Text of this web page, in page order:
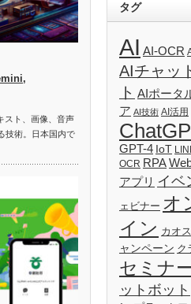
スト、画像、音声
技術。日本国内で
タグ
AI AI-OCR
AIチャッ
ト AIポータ
ア AI技術 AI活用
GPT-4 IoT
OCR RPA
アプリ イベ
ェビナー オ
イン カオ
ャンペーン ク
セミナ
ットボット